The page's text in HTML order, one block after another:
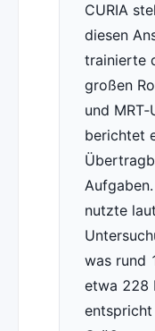
CURIA
diesen
trainierte
großen
und
berichtet
Aufgaben.
nutzte
was rund
etwa 228
entspricht